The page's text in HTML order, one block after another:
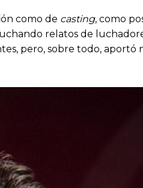
como de casting, como
relatos de
pero, sobre todo, aportó